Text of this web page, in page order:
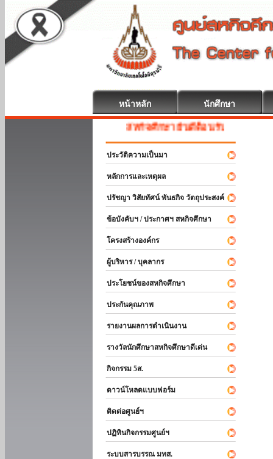
หน้าหลัก นักศึกษา
สหกิจศึกษา ยินดีต้อนรับ
ประวัติความเป็นมา
หลักการและเหตุผล
ปรัชญา วิสัยทัศน์ พันธกิจ วัตถุประสงค์
ข้อบังคับฯ / ประกาศฯ สหกิจศึกษา
โครงสร้างองค์กร
ผู้บริหาร / บุคลากร
ประโยชน์ของสหกิจศึกษา
ประกันคุณภาพ
รายงานผลการดำเนินงาน
รางวัลนักศึกษาสหกิจศึกษาดีเด่น
กิจกรรม 5ส.
ดาวน์โหลดแบบฟอร์ม
ติดต่อศูนย์ฯ
ปฏิทินกิจกรรมศูนย์ฯ
ระบบสารบรรณ มทส.